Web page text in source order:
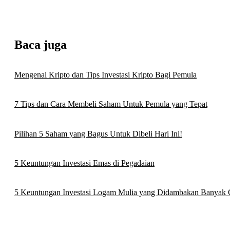
Baca juga
Mengenal Kripto dan Tips Investasi Kripto Bagi Pemula
7 Tips dan Cara Membeli Saham Untuk Pemula yang Tepat
Pilihan 5 Saham yang Bagus Untuk Dibeli Hari Ini!
5 Keuntungan Investasi Emas di Pegadaian
5 Keuntungan Investasi Logam Mulia yang Didambakan Banyak